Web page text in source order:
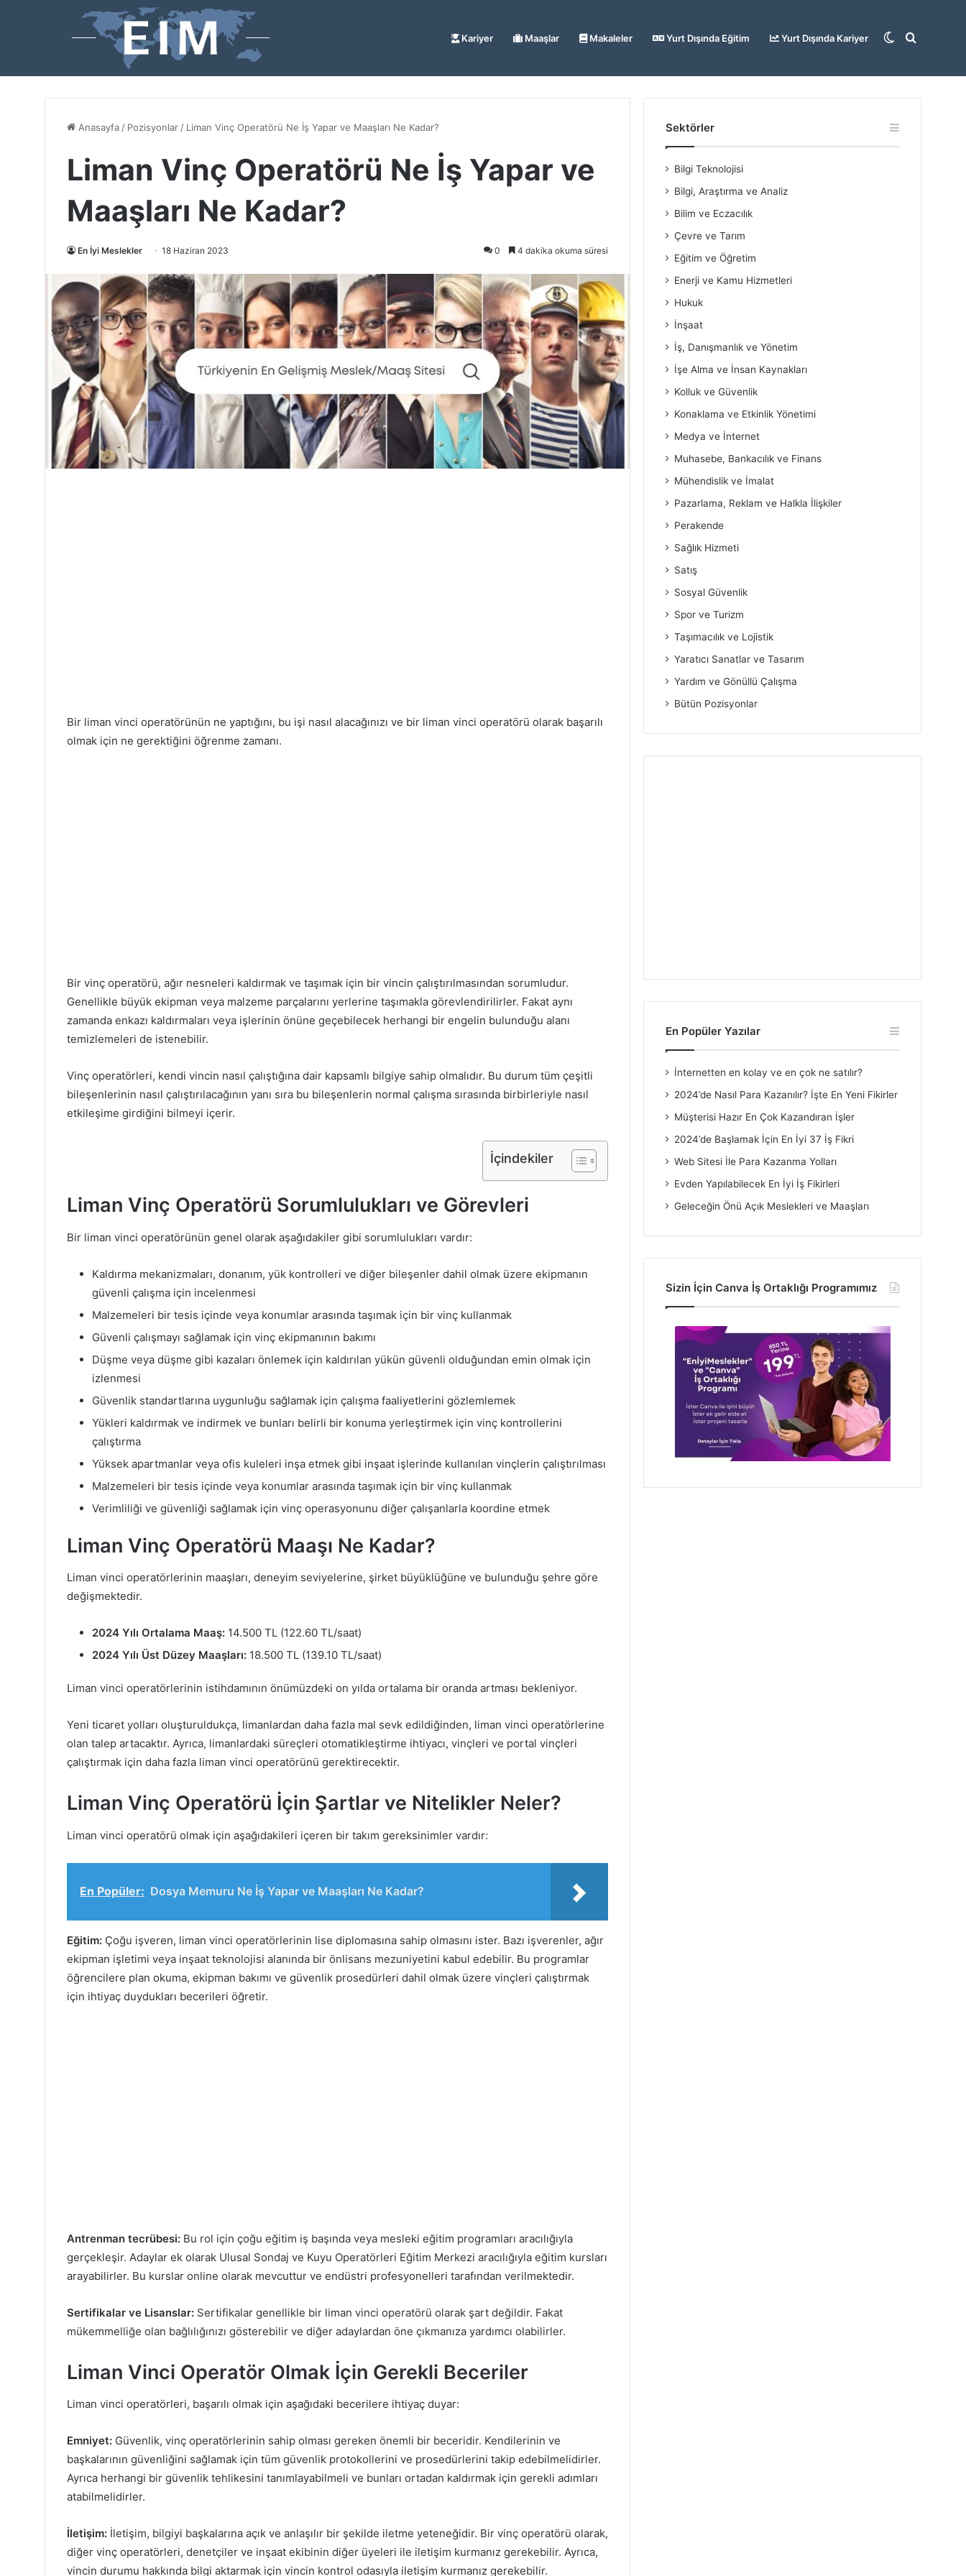
Kariyer Maaşlar Makaleler Yurt Dışında Eğitim Yurt Dışında Kariyer Arama
Dış
Anasayfa / Pozisyonlar / Liman Vinç Operatörü Ne İş Yapar ve Maaşları Ne Kadar?
Liman Vinç Operatörü Ne İş Yapar ve
Maaşları Ne Kadar?
En İyi Meslekler 18 Haziran 2023 0 4 dakika okuma süresi
Bir liman vinci operatörünün ne yaptığını, bu işi nasıl alacağınızı ve bir liman vinci operatörü olarak başarılı
olmak için ne gerektiğini öğrenme zamanı.
Bir vinç operatörü, ağır nesneleri kaldırmak ve taşımak için bir vincin çalıştırılmasından sorumludur.
Genellikle büyük ekipman veya malzeme parçalarını yerlerine taşımakla görevlendirilirler. Fakat aynı
zamanda enkazı kaldırmaları veya işlerinin önüne geçebilecek herhangi bir engelin bulunduğu alanı
temizlemeleri de istenebilir.
Vinç operatörleri, kendi vincin nasıl çalıştığına dair kapsamlı bilgiye sahip olmalıdır. Bu durum tüm çeşitli
bileşenlerinin nasıl çalıştırılacağının yanı sıra bu bileşenlerin normal çalışma sırasında birbirleriyle nasıl
etkileşime girdiğini bilmeyi içerir.
İçindekiler
Liman Vinç Operatörü Sorumlulukları ve Görevleri
Bir liman vinci operatörünün genel olarak aşağıdakiler gibi sorumlulukları vardır:
Kaldırma mekanizmaları, donanım, yük kontrolleri ve diğer bileşenler dahil olmak üzere ekipmanın
güvenli çalışma için incelenmesi
Malzemeleri bir tesis içinde veya konumlar arasında taşımak için bir vinç kullanmak
Güvenli çalışmayı sağlamak için vinç ekipmanının bakımı
Düşme veya düşme gibi kazaları önlemek için kaldırılan yükün güvenli olduğundan emin olmak için
izlenmesi
Güvenlik standartlarına uygunluğu sağlamak için çalışma faaliyetlerini gözlemlemek
Yükleri kaldırmak ve indirmek ve bunları belirli bir konuma yerleştirmek için vinç kontrollerini
çalıştırma
Yüksek apartmanlar veya ofis kuleleri inşa etmek gibi inşaat işlerinde kullanılan vinçlerin çalıştırılması
Malzemeleri bir tesis içinde veya konumlar arasında taşımak için bir vinç kullanmak
Verimliliği ve güvenliği sağlamak için vinç operasyonunu diğer çalışanlarla koordine etmek
Liman Vinç Operatörü Maaşı Ne Kadar?
Liman vinci operatörlerinin maaşları, deneyim seviyelerine, şirket büyüklüğüne ve bulunduğu şehre göre
değişmektedir.
2024 Yılı Ortalama Maaş: 14.500 TL (122.60 TL/saat)
2024 Yılı Üst Düzey Maaşları: 18.500 TL (139.10 TL/saat)
Liman vinci operatörlerinin istihdamının önümüzdeki on yılda ortalama bir oranda artması bekleniyor.
Yeni ticaret yolları oluşturuldukça, limanlardan daha fazla mal sevk edildiğinden, liman vinci operatörlerine
olan talep artacaktır. Ayrıca, limanlardaki süreçleri otomatikleştirme ihtiyacı, vinçleri ve portal vinçleri
çalıştırmak için daha fazla liman vinci operatörünü gerektirecektir.
Liman Vinç Operatörü İçin Şartlar ve Nitelikler Neler?
Liman vinci operatörü olmak için aşağıdakileri içeren bir takım gereksinimler vardır:
En Popüler: Dosya Memuru Ne İş Yapar ve Maaşları Ne Kadar?
Eğitim: Çoğu işveren, liman vinci operatörlerinin lise diplomasına sahip olmasını ister. Bazı işverenler, ağır
ekipman işletimi veya inşaat teknolojisi alanında bir önlisans mezuniyetini kabul edebilir. Bu programlar
öğrencilere plan okuma, ekipman bakımı ve güvenlik prosedürleri dahil olmak üzere vinçleri çalıştırmak
için ihtiyaç duydukları becerileri öğretir.
Antrenman tecrübesi: Bu rol için çoğu eğitim iş başında veya mesleki eğitim programları aracılığıyla
gerçekleşir. Adaylar ek olarak Ulusal Sondaj ve Kuyu Operatörleri Eğitim Merkezi aracılığıyla eğitim kursları
arayabilirler. Bu kurslar online olarak mevcuttur ve endüstri profesyonelleri tarafından verilmektedir.
Sertifikalar ve Lisanslar: Sertifikalar genellikle bir liman vinci operatörü olarak şart değildir. Fakat
mükemmelliğe olan bağlılığınızı gösterebilir ve diğer adaylardan öne çıkmanıza yardımcı olabilirler.
Liman Vinci Operatör Olmak İçin Gerekli Beceriler
Liman vinci operatörleri, başarılı olmak için aşağıdaki becerilere ihtiyaç duyar:
Emniyet: Güvenlik, vinç operatörlerinin sahip olması gereken önemli bir beceridir. Kendilerinin ve
başkalarının güvenliğini sağlamak için tüm güvenlik protokollerini ve prosedürlerini takip edebilmelidirler.
Ayrıca herhangi bir güvenlik tehlikesini tanımlayabilmeli ve bunları ortadan kaldırmak için gerekli adımları
atabilmelidirler.
İletişim: İletişim, bilgiyi başkalarına açık ve anlaşılır bir şekilde iletme yeteneğidir. Bir vinç operatörü olarak,
diğer vinç operatörleri, denetçiler ve inşaat ekibinin diğer üyeleri ile iletişim kurmanız gerekebilir. Ayrıca,
vincin durumu hakkında bilgi aktarmak için vincin kontrol odasıyla iletişim kurmanız gerekebilir.
Sektörler
Bilgi Teknolojisi
Bilgi, Araştırma ve Analiz
Bilim ve Eczacılık
Çevre ve Tarım
Eğitim ve Öğretim
Enerji ve Kamu Hizmetleri
Hukuk
İnşaat
İş, Danışmanlık ve Yönetim
İşe Alma ve İnsan Kaynakları
Kolluk ve Güvenlik
Konaklama ve Etkinlik Yönetimi
Medya ve İnternet
Muhasebe, Bankacılık ve Finans
Mühendislik ve İmalat
Pazarlama, Reklam ve Halkla İlişkiler
Perakende
Sağlık Hizmeti
Satış
Sosyal Güvenlik
Spor ve Turizm
Taşımacılık ve Lojistik
Yaratıcı Sanatlar ve Tasarım
Yardım ve Gönüllü Çalışma
Bütün Pozisyonlar
En Popüler Yazılar
İnternetten en kolay ve en çok ne satılır?
2024’de Nasıl Para Kazanılır? İşte En Yeni Fikirler
Müşterisi Hazır En Çok Kazandıran İşler
2024’de Başlamak İçin En İyi 37 İş Fikri
Web Sitesi İle Para Kazanma Yolları
Evden Yapılabilecek En İyi İş Fikirleri
Geleceğin Önü Açık Meslekleri ve Maaşları
Sizin İçin Canva İş Ortaklığı Programımız